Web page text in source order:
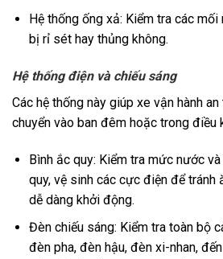
Hệ thống ống xả: Kiểm tra các
bị rỉ sét hay thủng không.
Hệ thống điện và chiếu sáng
Các hệ thống này giúp xe vận hành
chuyển vào ban đêm hoặc trong điều
Bình ắc quy: Kiểm tra mức nước
quy, vệ sinh các cực điện để tránh
dễ dàng khởi động.
Đèn chiếu sáng: Kiểm tra toàn bộ
đèn pha, đèn hậu, đèn xi-nhan,